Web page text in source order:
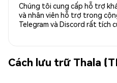
Chúng tôi cung cấp hỗ trợ
và nhân viên hỗ trợ trong
Telegram và Discord rất tích
Cách lưu trữ Thala